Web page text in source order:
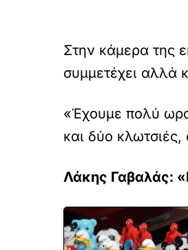
Στην κάμερα της
συμμετέχει αλλά
«Έχουμε πολύ
και δύο
Λάκης Γαβαλάς: